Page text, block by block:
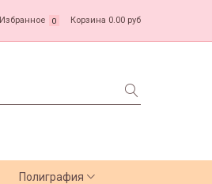
Избранное 0 Корзина 0.00 руб
Полиграфия